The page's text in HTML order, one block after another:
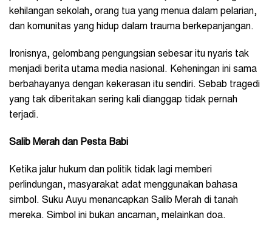
kehilangan sekolah, orang tua yang menua dalam pelarian,
dan komunitas yang hidup dalam trauma berkepanjangan.
Ironisnya, gelombang pengungsian sebesar itu nyaris tak
menjadi berita utama media nasional. Keheningan ini sama
berbahayanya dengan kekerasan itu sendiri. Sebab tragedi
yang tak diberitakan sering kali dianggap tidak pernah
terjadi.
Salib Merah dan Pesta Babi
Ketika jalur hukum dan politik tidak lagi memberi
perlindungan, masyarakat adat menggunakan bahasa
simbol. Suku Auyu menancapkan Salib Merah di tanah
mereka. Simbol ini bukan ancaman, melainkan doa.